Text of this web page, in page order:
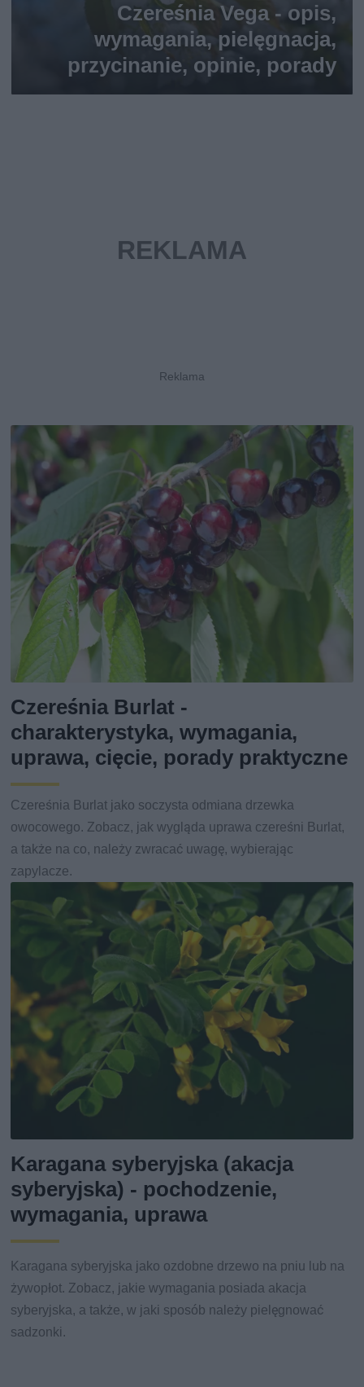
Czereśnia Vega - opis,
wymagania, pielęgnacja,
przycinanie, opinie, porady
Czereśnia Burlat -
charakterystyka, wymagania,
uprawa, cięcie, porady praktyczne
Czereśnia Burlat jako soczysta odmiana drzewka
owocowego. Zobacz, jak wygląda uprawa czereśni Burlat,
a także na co, należy zwracać uwagę, wybierając
zapylacze.
Karagana syberyjska (akacja
syberyjska) - pochodzenie,
wymagania, uprawa
Karagana syberyjska jako ozdobne drzewo na pniu lub na
żywopłot. Zobacz, jakie wymagania posiada akacja
syberyjska, a także, w jaki sposób należy pielęgnować
sadzonki.